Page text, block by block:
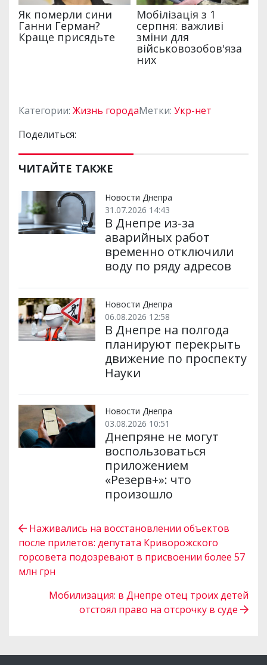
Категории: Жизнь городаМетки: Укр-нет
Поделиться:
ЧИТАЙТЕ ТАКЖЕ
Новости Днепра
31.07.2026 14:43
В Днепре из-за
аварийных работ
временно отключили
воду по ряду адресов
Новости Днепра
06.08.2026 12:58
В Днепре на полгода
планируют перекрыть
движение по проспекту
Науки
Новости Днепра
03.08.2026 10:51
Днепряне не могут
воспользоваться
приложением
«Резерв+»: что
произошло
Наживались на восстановлении объектов
после прилетов: депутата Криворожского
горсовета подозревают в присвоении более 57
млн ​​грн
Мобилизация: в Днепре отец троих детей
отстоял право на отсрочку в суде